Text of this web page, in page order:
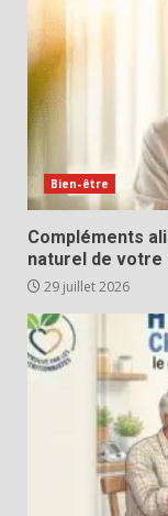
Bien-être
Compléments
naturel de votre
29 juillet 2026